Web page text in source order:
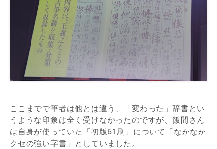
ここまでで筆者は他とは違う、「変わった」辞書とい
うような印象は全く受けなかったのですが、飯間さん
は自身が使っていた「初版61刷」について「なかなか
クセの強い字書」としていました。